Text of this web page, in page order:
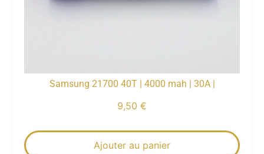
Samsung 21700 40T | 4000 mah | 30A |
9,50 €
Ajouter au panier